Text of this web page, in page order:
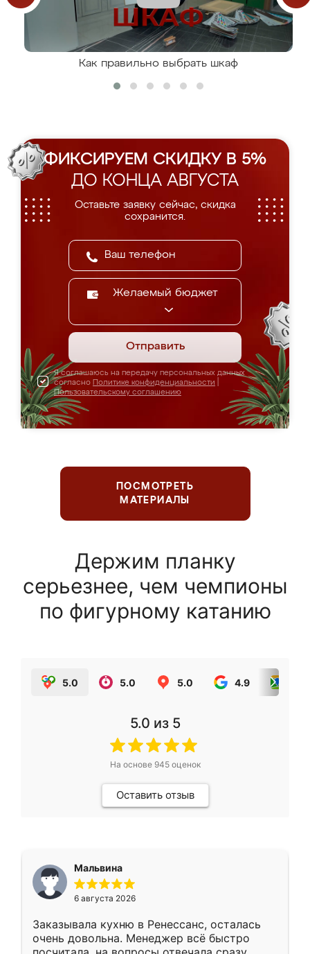
Как правильно выбрать шкаф
ФИКСИРУЕМ СКИДКУ В 5%
ДО КОНЦА АВГУСТА
Оставьте заявку сейчас, скидка
сохранится.
Желаемый бюджет
Отправить
Я соглашаюсь на передачу персональных данных
согласно Политике конфиденциальности
Пользовательскому соглашению
ПОСМОТРЕТЬ
МАТЕРИАЛЫ
Держим планку
серьезнее, чем чемпионы
по фигурному катанию
5.0 5.0 5.0 4.9
5.0 из 5
На основе 945оценок
Оставить отзыв
Мальвина
6 августа 2026
Заказывала кухню в Ренессанс, осталась
очень довольна. Менеджер всё быстро